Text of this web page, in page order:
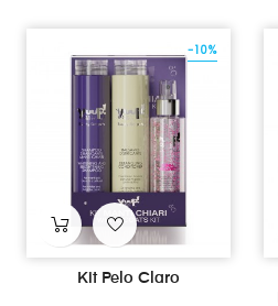
Kit Pelo Claro
-10%